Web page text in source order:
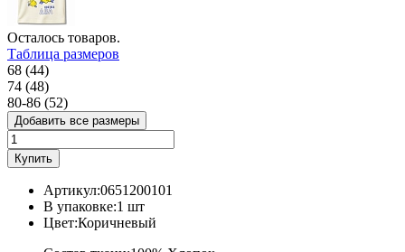
Осталось товаров.
Таблица размеров
68 (44)
74 (48)
80-86 (52)
Добавить все размеры
Купить
Артикул:0651200101
В упаковке:1 шт
Цвет:Коричневый